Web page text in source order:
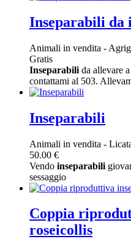
Inseparabili da
Animali in vendita -
Gratis
Inseparabili da allevare
contattami al 503.
Inseparabili
Animali in vendita -
50.00 €
Vendo inseparabili
sessaggio
Coppia
roseicollis